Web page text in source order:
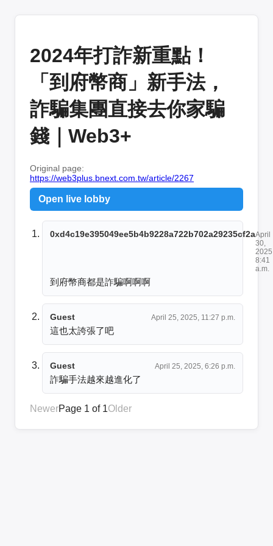
2024年打詐新重點！
「到府幣商」新手法，
詐騙集團直接去你家騙
錢｜Web3+
Original page:
https://web3plus.bnext.com.tw/article/2267
Open live lobby
0xd4c19e395049ee5b4b9228a722b702a29235cf2aApril
30,
8:41
a.m.
到府幣商都是詐騙啊啊啊
Guest April 25, 2025, 11:27 p.m.
這也太誇張了吧
Guest April 25, 2025, 6:26 p.m.
詐騙手法越來越進化了
NewerPage 1 of 1Older